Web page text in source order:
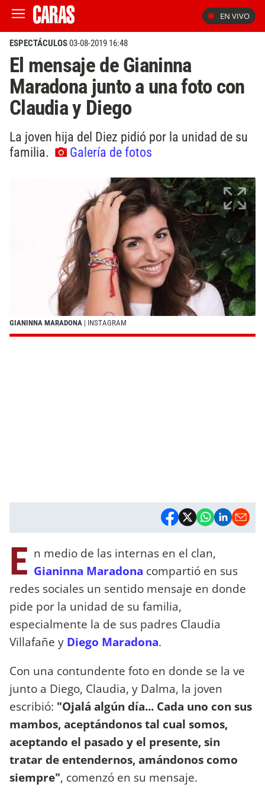
EN VIVO
ESPECTÁCULOS03-08-2019 16:48
El mensaje de Gianinna
Maradona junto a una foto con
Claudia y Diego
La joven hija del Diez pidió por la unidad de su
familia.
Galería de fotos
GIANINNA MARADONA | INSTAGRAM
E n medio de las internas en el clan,
Gianinna Maradona compartió en sus
redes sociales un sentido mensaje en donde
pide por la unidad de su familia,
especialmente la de sus padres Claudia
Villafañe y Diego Maradona.
Con una contundente foto en donde se la ve
junto a Diego, Claudia, y Dalma, la joven
escribió: "Ojalá algún día... Cada uno con sus
mambos, aceptándonos tal cual somos,
aceptando el pasado y el presente, sin
tratar de entendernos, amándonos como
siempre", comenzó en su mensaje.